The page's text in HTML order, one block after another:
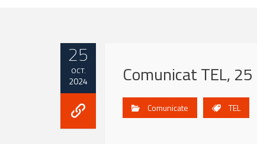
25
OCT.
2024 Comunicat TEL,
Comunicate TEL